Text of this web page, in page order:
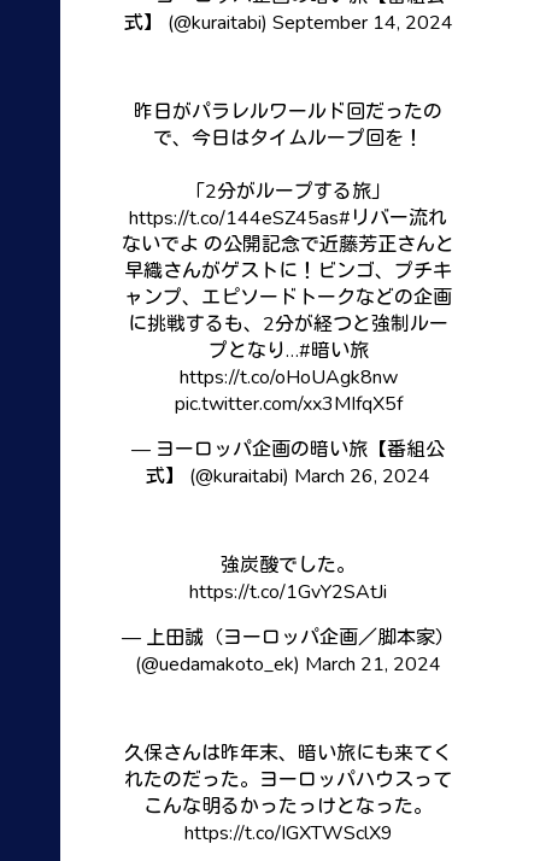
式】 (@kuraitabi) September 14, 2024
昨日がパラレルワールド回だったの
で、今日はタイムループ回を！
「2分がループする旅」
https://t.co/144eSZ45as#リバー流れ
ないでよ の公開記念で近藤芳正さんと
早織さんがゲストに！ビンゴ、プチキ
ャンプ、エピソードトークなどの企画
に挑戦するも、2分が経つと強制ルー
プとなり…#暗い旅
https://t.co/oHoUAgk8nw
pic.twitter.com/xx3MIfqX5f
— ヨーロッパ企画の暗い旅【番組公
式】 (@kuraitabi) March 26, 2024
強炭酸でした。
https://t.co/1GvY2SAtJi
— 上田誠（ヨーロッパ企画／脚本家）
(@uedamakoto_ek) March 21, 2024
久保さんは昨年末、暗い旅にも来てく
れたのだった。ヨーロッパハウスって
こんな明るかったっけとなった。
https://t.co/IGXTWSclX9